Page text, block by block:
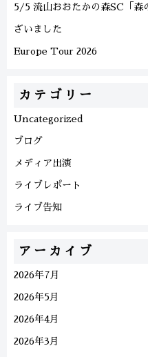
5/5 流山おおたかの森SC「森
ざいました
Europe Tour 2026
カテゴリー
Uncategorized
ブログ
メディア出演
ライブレポート
ライブ告知
アーカイブ
2026年7月
2026年5月
2026年4月
2026年3月